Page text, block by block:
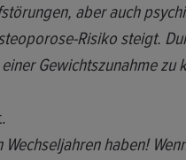
aber auch
Risiko steigt.
Gewichtszunahme zu
haben!